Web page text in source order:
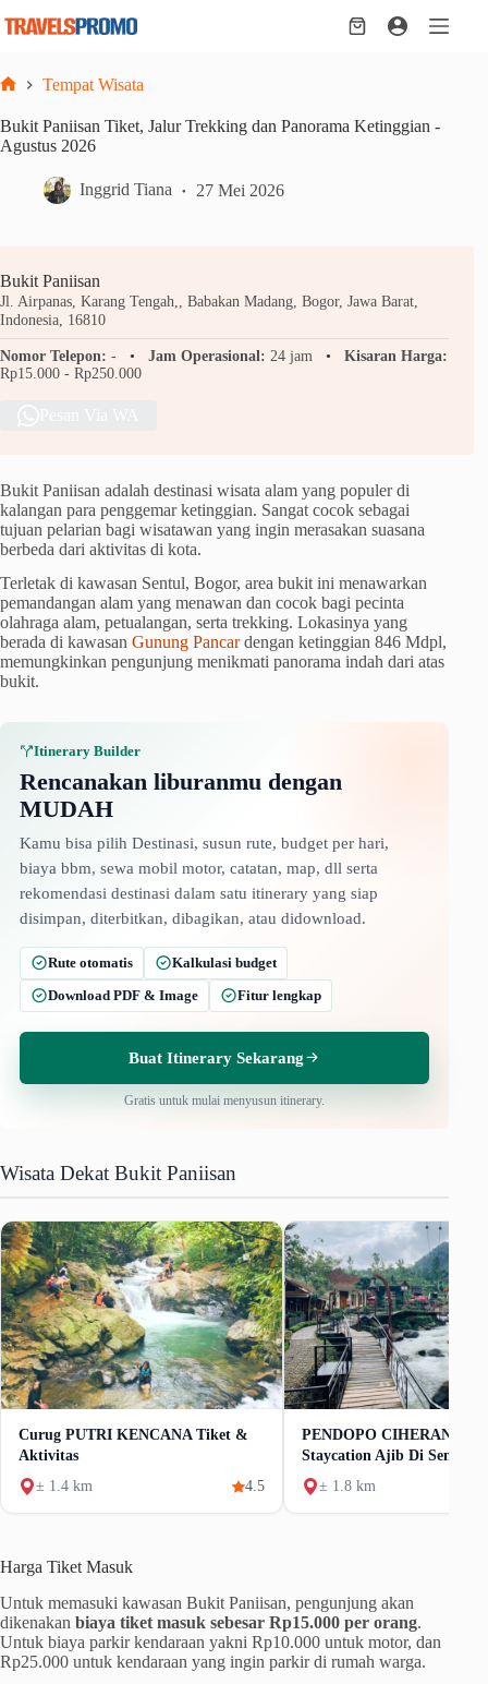
Shopping
Tempat Wisata
Bukit Paniisan Tiket, Jalur Trekking dan Panorama Ketinggian -
Agustus 2026
Inggrid Tiana 27 Mei 2026
Bukit Paniisan
Jl. Airpanas, Karang Tengah,, Babakan Madang, Bogor, Jawa Barat,
Indonesia, 16810
Nomor Telepon: - Jam Operasional: 24 jam
Kisaran Harga:
Rp15.000 - Rp250.000
Bukit Paniisan adalah destinasi wisata alam yang populer di
kalangan para penggemar ketinggian. Sangat cocok sebagai
tujuan pelarian bagi wisatawan yang ingin merasakan suasana
berbeda dari aktivitas di kota.
Terletak di kawasan Sentul, Bogor, area bukit ini menawarkan
pemandangan alam yang menawan dan cocok bagi pecinta
olahraga alam, petualangan, serta trekking. Lokasinya yang
berada di kawasan Gunung Pancardengan ketinggian 846 Mdpl,
memungkinkan pengunjung menikmati panorama indah dari atas
bukit.
Itinerary Builder
Rencanakan liburanmu dengan
MUDAH
Kamu bisa pilih Destinasi, susun rute, budget per hari,
biaya bbm, sewa mobil motor, catatan, map, dll serta
rekomendasi destinasi dalam satu itinerary yang siap
disimpan, diterbitkan, dibagikan, atau didownload.
Rute otomatis
Kalkulasi budget
Download PDF & Image
Fitur lengkap
Buat Itinerary Sekarang
Gratis untuk mulai menyusun itinerary.
Wisata Dekat Bukit Paniisan
Curug PUTRI KENCANA Tiket &
Aktivitas
± 1.4 km
4.5
PENDOPO CIHERANG
Staycation Ajib Di Sentul
± 1.8 km
Harga Tiket Masuk
Untuk memasuki kawasan Bukit Paniisan, pengunjung akan
dikenakan biaya tiket masuk sebesar Rp15.000 per orang.
Untuk biaya parkir kendaraan yakni Rp10.000 untuk motor, dan
Rp25.000 untuk kendaraan yang ingin parkir di rumah warga.